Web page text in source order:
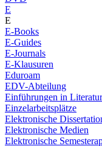
E
E
E-Books
E-Guides
E-Journals
E-Klausuren
Eduroam
EDV-Abteilung
Einführungen in
Einzelarbeitsplätze
Elektronische
Elektronische Medien
Elektronische